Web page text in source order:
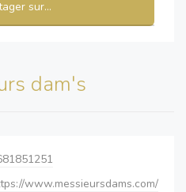
sur...
dam's
www.messieursdams.com/